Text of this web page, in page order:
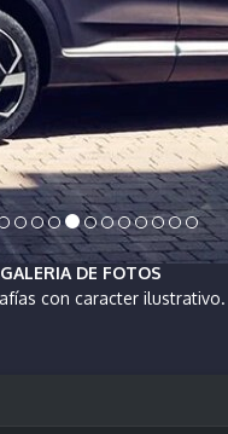
GALERIA DE FOTOS
con caracter ilustrativo.